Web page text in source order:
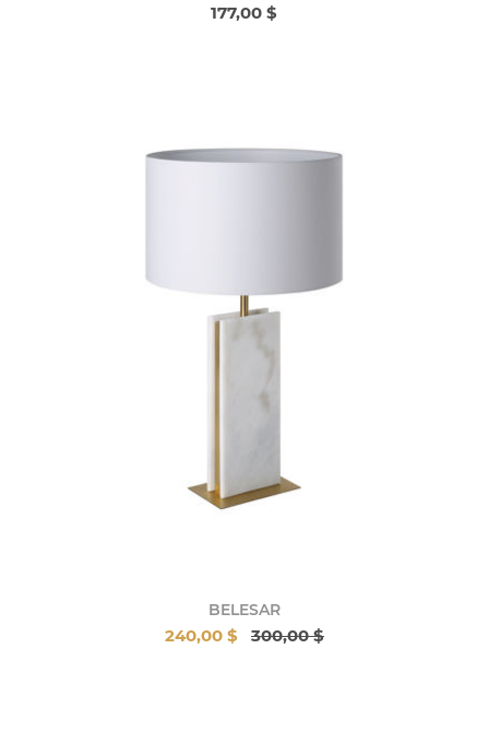
177,00 $
BELESAR
240,00 $ 300,00 $